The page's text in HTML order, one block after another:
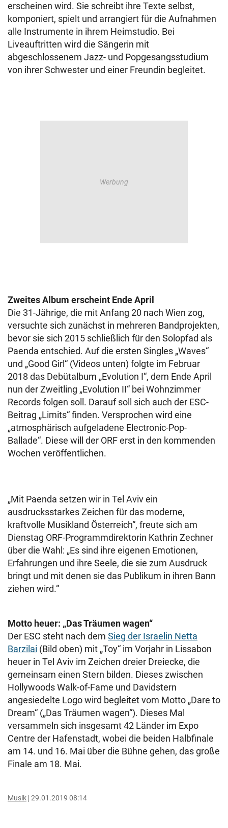
erscheinen wird. Sie schreibt ihre Texte selbst,
komponiert, spielt und arrangiert für die Aufnahmen
alle Instrumente in ihrem Heimstudio. Bei
Liveauftritten wird die Sängerin mit
abgeschlossenem Jazz- und Popgesangsstudium
von ihrer Schwester und einer Freundin begleitet.
Zweites Album erscheint Ende April
Die 31-Jährige, die mit Anfang 20 nach Wien zog,
versuchte sich zunächst in mehreren Bandprojekten,
bevor sie sich 2015 schließlich für den Solopfad als
Paenda entschied. Auf die ersten Singles „Waves“
und „Good Girl“ (Videos unten) folgte im Februar
2018 das Debütalbum „Evolution I“, dem Ende April
nun der Zweitling „Evolution II“ bei Wohnzimmer
Records folgen soll. Darauf soll sich auch der ESC-
Beitrag „Limits“ finden. Versprochen wird eine
„atmosphärisch aufgeladene Electronic-Pop-
Ballade“. Diese will der ORF erst in den kommenden
Wochen veröffentlichen.
„Mit Paenda setzen wir in Tel Aviv ein
ausdrucksstarkes Zeichen für das moderne,
kraftvolle Musikland Österreich“, freute sich am
Dienstag ORF-Programmdirektorin Kathrin Zechner
über die Wahl: „Es sind ihre eigenen Emotionen,
Erfahrungen und ihre Seele, die sie zum Ausdruck
bringt und mit denen sie das Publikum in ihren Bann
ziehen wird.“
Motto heuer: „Das Träumen wagen“
Der ESC steht nach dem Sieg der Israelin Netta
Barzilai (Bild oben) mit „Toy“ im Vorjahr in Lissabon
heuer in Tel Aviv im Zeichen dreier Dreiecke, die
gemeinsam einen Stern bilden. Dieses zwischen
Hollywoods Walk-of-Fame und Davidstern
angesiedelte Logo wird begleitet vom Motto „Dare to
Dream“ („Das Träumen wagen“). Dieses Mal
versammeln sich insgesamt 42 Länder im Expo
Centre der Hafenstadt, wobei die beiden Halbfinale
am 14. und 16. Mai über die Bühne gehen, das große
Finale am 18. Mai.
Musik 29.01.2019 08:14